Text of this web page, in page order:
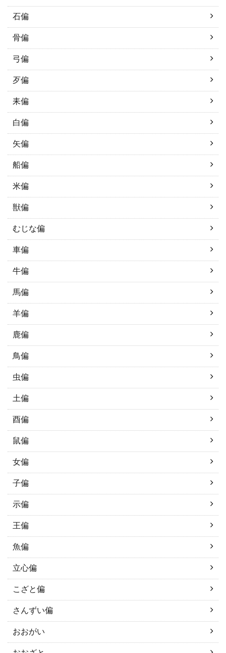
石偏
骨偏
弓偏
歹偏
耒偏
白偏
矢偏
船偏
米偏
獣偏
むじな偏
車偏
牛偏
馬偏
羊偏
鹿偏
鳥偏
虫偏
土偏
酉偏
鼠偏
女偏
子偏
示偏
王偏
魚偏
立心偏
こざと偏
さんずい偏
おおがい